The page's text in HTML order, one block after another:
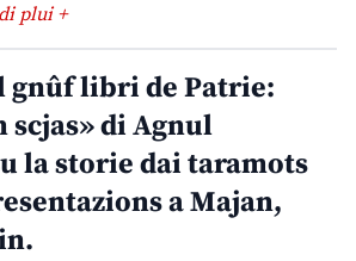
plui +
gnûf libri de Patrie:
scjas» di Agnul
la storie dai taramots
a Majan,